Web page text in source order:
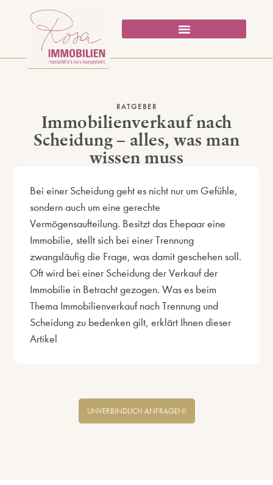
RATGEBER
Immobilienverkauf nach
Scheidung – alles, was man
wissen muss
Bei einer Scheidung geht es nicht nur um Gefühle,
sondern auch um eine gerechte
Vermögensaufteilung. Besitzt das Ehepaar eine
Immobilie, stellt sich bei einer Trennung
zwangsläufig die Frage, was damit geschehen soll.
Oft wird bei einer Scheidung der Verkauf der
Immobilie in Betracht gezogen. Was es beim
Thema Immobilienverkauf nach Trennung und
Scheidung zu bedenken gilt, erklärt Ihnen dieser
Artikel
UNVERBINDLICH ANFRAGEN!